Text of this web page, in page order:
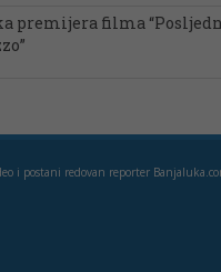
premijera filma
i postani redovan reporter